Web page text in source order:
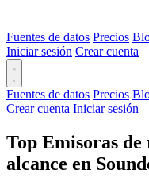
Fuentes de datos Precios
Iniciar sesión Crear cuenta
Fuentes de datos Precios
Crear cuenta Iniciar sesión
Top Emisoras
alcance en